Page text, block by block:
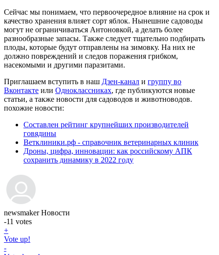
Сейчас мы понимаем, что первоочередное влияние на срок и
качество хранения влияет сорт яблок. Нынешние садоводы
могут не ограничиваться Антоновкой, а делать более
разнообразные запасы. Также следует тщательно подбирать
плоды, которые будут отправлены на зимовку. На них не
должно повреждений и следов поражения грибком,
насекомыми и другими паразитами.
Приглашаем вступить в наш Дзен-канал и группу во
Вконтакте или Одноклассниках, где публикуются новые
статьи, а также новости для садоводов и животноводов.
похожие новости:
Составлен рейтинг крупнейших производителей
говядины
Ветклиники.рф - справочник ветеринарных клиник
Дроны, цифра, инновации: как российскому АПК
сохранить динамику в 2022 году
newsmaker Новости
-11 votes
+
Vote up!
-